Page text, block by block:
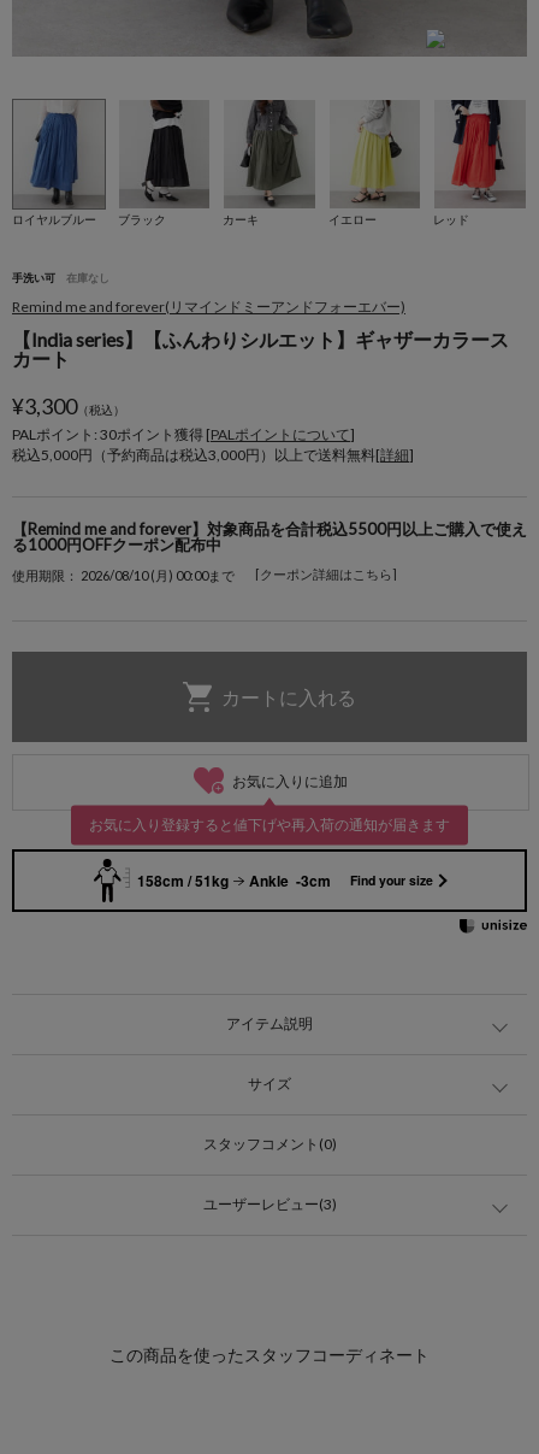
ロイヤルブルー ブラック カーキ イエロー レッド
手洗い可 在庫なし
Remind me and forever(リマインドミーアンドフォーエバー)
【India series】【ふんわりシルエット】ギャザーカラース
カート
¥3,300（税込）
PALポイント: 30ポイント獲得 [PALポイントについて]
税込5,000円（予約商品は税込3,000円）以上で送料無料[詳細]
【Remind me and forever】対象商品を合計税込5500円以上ご購入で使え
る1000円OFFクーポン配布中
使用期限： 2026/08/10 (月) 00:00まで [クーポン詳細はこちら]
お気に入りに追加
お気に入り登録すると値下げや再入荷の通知が届きます
158cm / 51kg Ankle -3cm Find your size
アイテム説明
サイズ
スタッフコメント(0)
ユーザーレビュー(3)